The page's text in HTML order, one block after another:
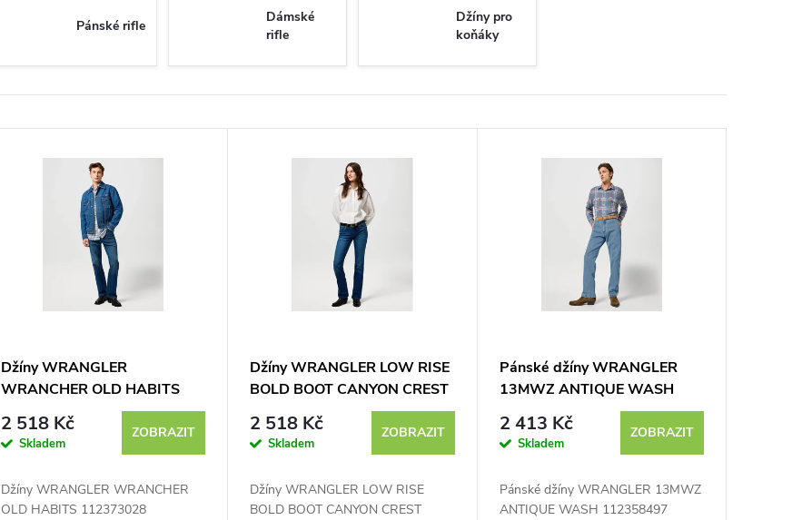
Pánské rifle
Dámské
rifle
Džíny pro
koňáky
Džíny WRANGLER
WRANCHER OLD HABITS
112373028
2 518 Kč
Skladem
ZOBRAZIT
Džíny WRANGLER WRANCHER
OLD HABITS 112373028
Džíny WRANGLER LOW RISE
BOLD BOOT CANYON CREST
112371207
2 518 Kč
Skladem
ZOBRAZIT
Džíny WRANGLER LOW RISE
BOLD BOOT CANYON CREST
Pánské džíny WRANGLER
13MWZ ANTIQUE WASH
112358497
2 413 Kč
Skladem
ZOBRAZIT
Pánské džíny WRANGLER 13MWZ
ANTIQUE WASH 112358497